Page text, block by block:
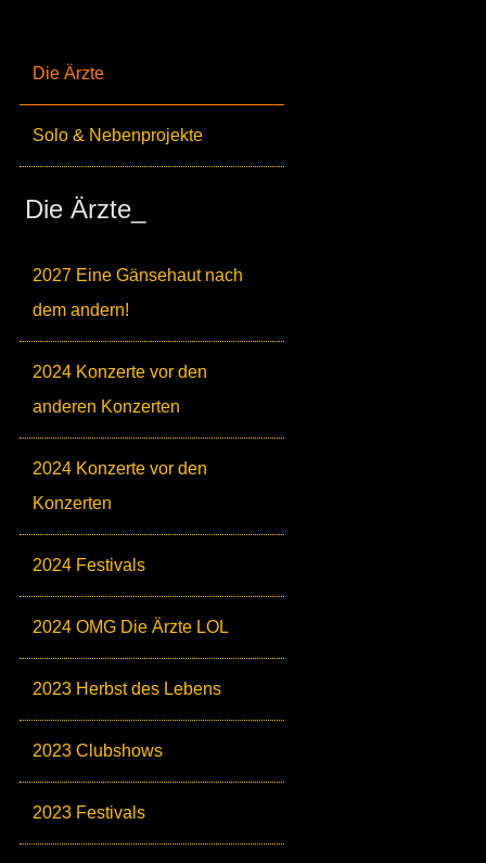
Die Ärzte
Solo & Nebenprojekte
Die Ärzte_
2027 Eine Gänsehaut nach
dem andern!
2024 Konzerte vor den
anderen Konzerten
2024 Konzerte vor den
Konzerten
2024 Festivals
2024 OMG Die Ärzte LOL
2023 Herbst des Lebens
2023 Clubshows
2023 Festivals